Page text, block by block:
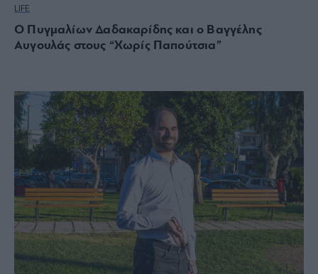
LIFE
Ο Πυγμαλίων Δαδακαρίδης και ο Βαγγέλης
Αυγουλάς στους “Χωρίς Παπούτσια”